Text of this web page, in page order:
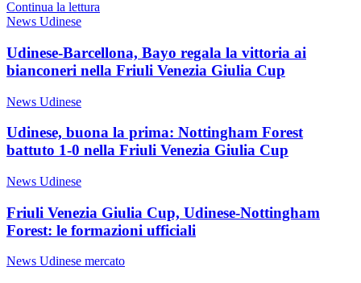
Continua la lettura
News Udinese
Udinese-Barcellona, Bayo regala la vittoria ai
bianconeri nella Friuli Venezia Giulia Cup
News Udinese
Udinese, buona la prima: Nottingham Forest
battuto 1-0 nella Friuli Venezia Giulia Cup
News Udinese
Friuli Venezia Giulia Cup, Udinese-Nottingham
Forest: le formazioni ufficiali
News Udinese mercato